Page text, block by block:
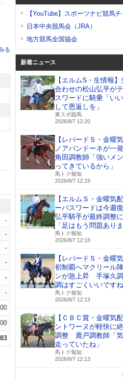
る
-
-
-
-
-
-
【YouTube】スポーツナビ競馬
日本中央競馬会（JRA）
地方競馬全国協会
新着ニュース
【エルムS・生情報
合わせの松山弘平が
スワードに騎乗「い
して恩返しを」
東スポ競馬
2026/8/7 12:20
【レパードＳ・金曜
ノアバンドーネが一
角田調教師「強いメ
ってきているから」
馬トク報知
2026/8/7 12:19
【エルムＳ・金曜気
ーパスワードは今週
弘平騎手が最終調整
「足はもう問題ありま
馬トク報知
2026/8/7 12:18
【レパードＳ・金曜
初制覇へマクリール
ンが急上昇 手塚久
調はすごくいいですね
馬トク報知
2026/8/7 12:13
【ＣＢＣ賞・金曜気
ントワーヌが軽快に
調整 鹿戸調教師「気
走っていたね」
馬トク報知
2026/8/7 12:13